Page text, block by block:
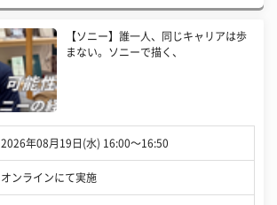
【ソニー】誰一人、同じキャリアは歩
まない。ソニーで描く、
2026年08月19日(水) 16:00〜16:50
オンラインにて実施